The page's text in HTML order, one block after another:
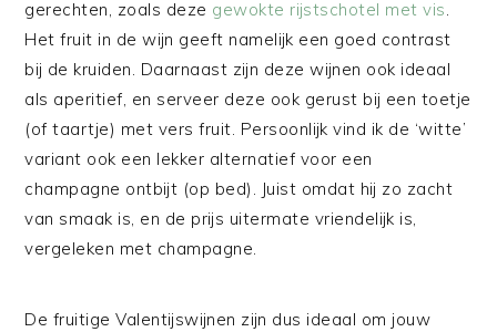
gerechten, zoals deze gewokte rijstschotel met vis.
Het fruit in de wijn geeft namelijk een goed contrast
bij de kruiden. Daarnaast zijn deze wijnen ook ideaal
als aperitief, en serveer deze ook gerust bij een toetje
(of taartje) met vers fruit. Persoonlijk vind ik de ‘witte’
variant ook een lekker alternatief voor een
champagne ontbijt (op bed). Juist omdat hij zo zacht
van smaak is, en de prijs uitermate vriendelijk is,
vergeleken met champagne.
De fruitige Valentijswijnen zijn dus ideaal om jouw